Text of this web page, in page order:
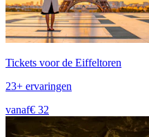
Tickets voor de Eiffeltoren
23+ ervaringen
vanaf€ 32